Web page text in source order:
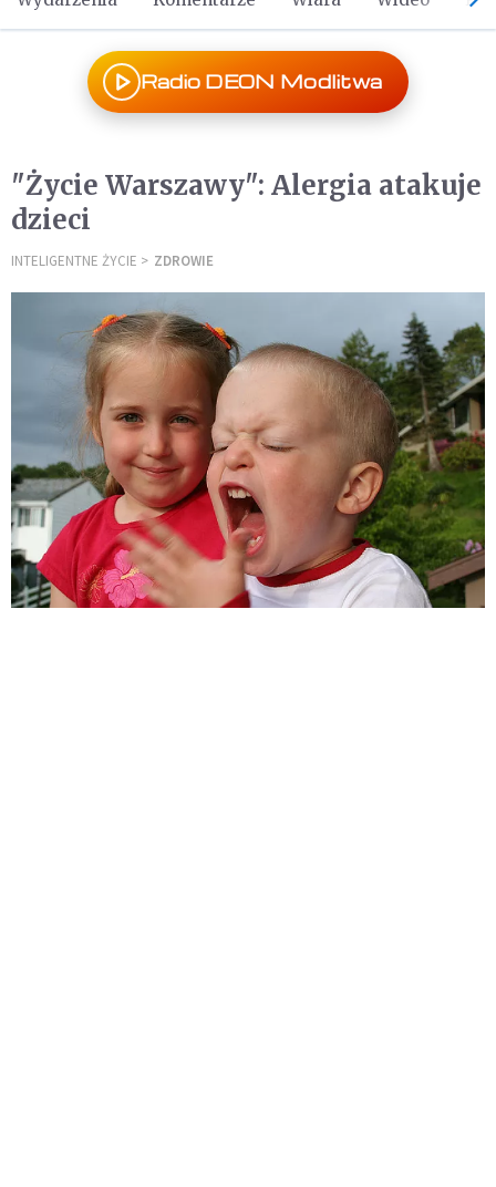
Radio DEON Modlitwa
"Życie Warszawy": Alergia atakuje
dzieci
INTELIGENTNE ŻYCIE ZDROWIE